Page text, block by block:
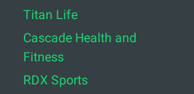
Titan Life
Cascade Health and
Fitness
RDX Sports